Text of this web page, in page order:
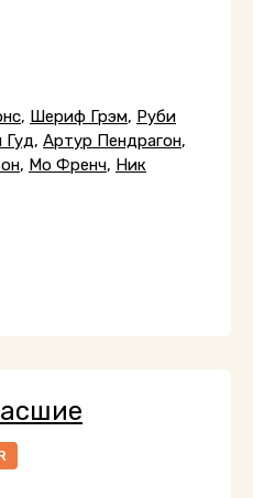
, Шериф Грэм, Руби
Гуд, Артур Пендрагон,
, Мо Френч, Ник